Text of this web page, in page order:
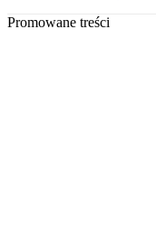
Promowane treści